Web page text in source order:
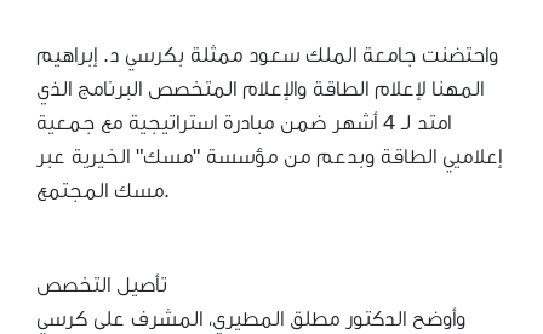
واحتضنت جامعة الملك سعود ممثلة بكرسي د. إبراهيم
المهنا لإعلام الطاقة والإعلام المتخصص البرنامج الذي
امتد لـ 4 أشهر ضمن مبادرة استراتيجية مع جمعية
إعلاميي الطاقة وبدعم من مؤسسة "مسك" الخيرية عبر
مسك المجتمع.
تأصيل التخصص
وأوضح الدكتور مطلق المطيري، المشرف على كرسي